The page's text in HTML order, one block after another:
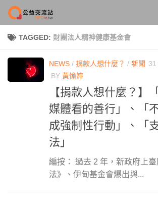
Skip to content
TAGGED: 財團法人精神健康基金會
NEWS / 捐款人想什麼？ / 新聞
BY 黃愉婷
【捐款人想什麼？】
媒體看的善行」、「
成強制性行動」、「
法」
編按： 過去 2 年，新政府上
法》、伊甸基金會爆出與...